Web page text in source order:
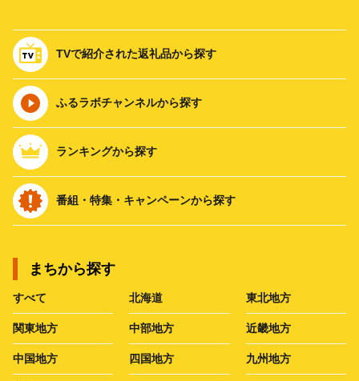
TVで紹介された返礼品から探す
ふるラボチャンネルから探す
ランキングから探す
番組・特集・キャンペーンから探す
まちから探す
すべて 北海道 東北地方
関東地方 中部地方 近畿地方
中国地方 四国地方 九州地方